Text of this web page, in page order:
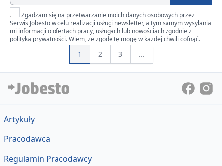
Zgadzam się na przetwarzanie moich danych osobowych przez
Serwis Jobesto w celu realizacji usługi newsletter, a tym samym wysyłania
mi informacji o ofertach pracy, usługach lub nowościach zgodnie z
polityką prywatności. Wiem, że zgodę tę mogę w każdej chwili cofnąć.
1 2 3 ...
Artykuły
Pracodawca
Regulamin Pracodawcy